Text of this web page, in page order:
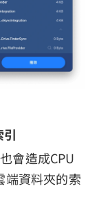
會造成CPU
資料夾的索